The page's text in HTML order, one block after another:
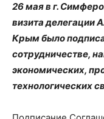
26 мая в г.
визита делегации
Крым было
сотрудничестве,
экономических,
технологических